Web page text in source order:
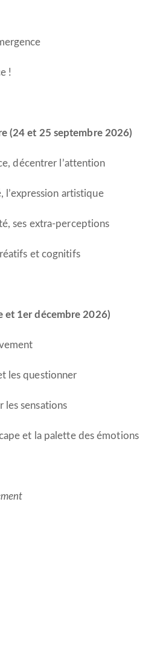
!
(24 et 25 septembre 2026)
décentrer l’attention
l’expression artistique
ses extra-perceptions
et cognitifs
et 1er décembre 2026)
les questionner
les sensations
et la palette des émotions